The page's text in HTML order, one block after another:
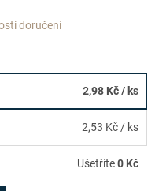
doručení
2,98 Kč/ ks
2,53 Kč / ks
Ušetříte0 Kč